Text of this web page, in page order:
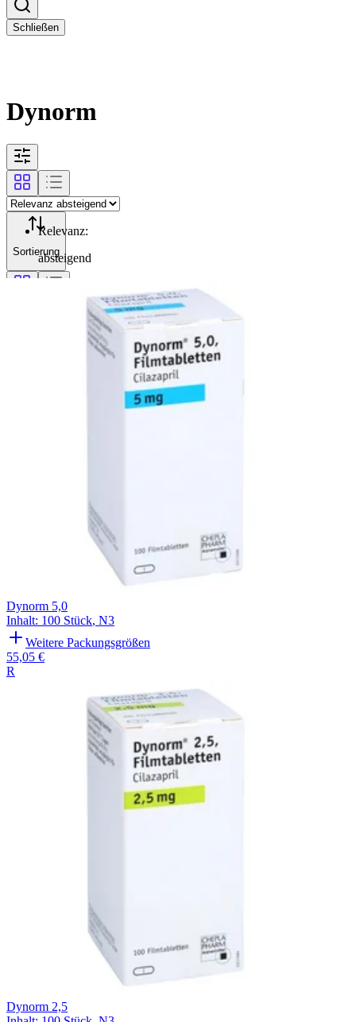
Schließen
Dynorm
Sortierung
Relevanz:
absteigend
Dynorm 5,0
Inhalt: 100 Stück, N3
Weitere Packungsgrößen
55,05 €
R
Dynorm 2,5